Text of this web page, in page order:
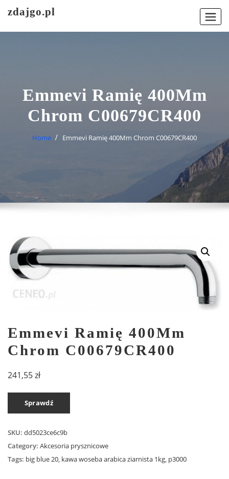
zdajgo.pl
Emmevi Ramię 400Mm
Chrom C00679CR400
Home Emmevi Ramię 400Mm Chrom C00679CR400
Emmevi Ramię 400Mm
Chrom C00679CR400
241,55zł
Sprawdź
SKU: dd5023ce6c9b
Category: Akcesoria prysznicowe
Tags: big blue 20, kawa woseba arabica ziarnista 1kg, p3000